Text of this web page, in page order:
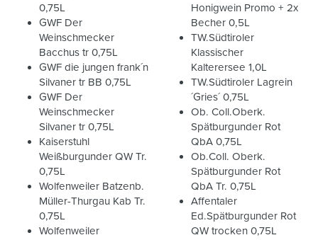
0,75L
GWF Der
Weinschmecker
Bacchus tr 0,75L
GWF die jungen frank´n
Silvaner tr BB 0,75L
GWF Der
Weinschmecker
Silvaner tr 0,75L
Kaiserstuhl
Weißburgunder QW Tr.
0,75L
Wolfenweiler Batzenb.
Müller-Thurgau Kab Tr.
0,75L
Wolfenweiler
Honigwein Promo + 2x
Becher 0,5L
TW.Südtiroler
Klassischer
Kalterersee 1,0L
TW.Südtiroler Lagrein
´Gries´ 0,75L
Ob. Coll.Oberk.
Spätburgunder Rot
QbA 0,75L
Ob.Coll. Oberk.
Spätburgunder Rot
QbA Tr. 0,75L
Affentaler
Ed.Spätburgunder Rot
QW trocken 0,75L